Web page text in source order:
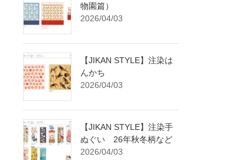
物園篇）
2026/04/03
【JIKAN STYLE】注染は
んかち
2026/04/03
【JIKAN STYLE】注染手
ぬぐい 26年秋冬柄など
2026/04/03